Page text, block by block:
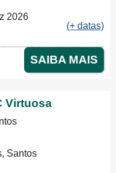
2026
(+ datas)
SAIBA MAIS
Virtuosa
Santos